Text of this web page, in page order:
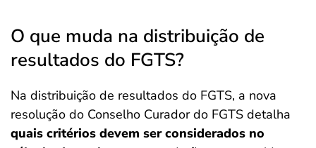
O que muda na distribuição de
resultados do FGTS?
Na distribuição de resultados do FGTS, a nova
resolução do Conselho Curador do FGTS detalha
quais critérios devem ser considerados no